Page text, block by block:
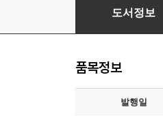
징소리 2
도서정보
품목정보
발행일